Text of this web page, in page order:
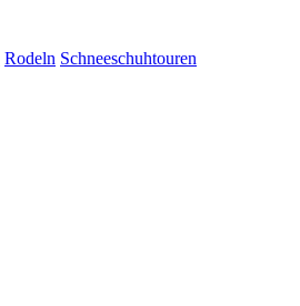
Rodeln Schneeschuhtouren